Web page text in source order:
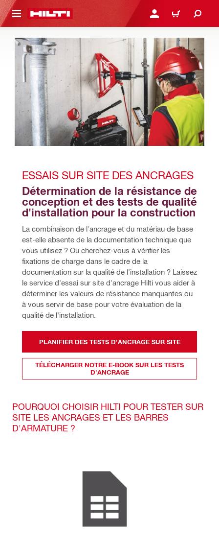
CONTENT CONNEXION OU
PANIER
ESSAIS SUR SITE DES ANCRAGES
Détermination de la résistance de
conception et des tests de qualité
d'installation pour la construction
La combinaison de l'ancrage et du matériau de base
est-elle absente de la documentation technique que
vous utilisez ? Ou cherchez-vous à vérifier les
fixations de charge dans le cadre de la
documentation sur la qualité de l'installation ? Laissez
le service d'essai sur site d'ancrage Hilti vous aider à
déterminer les valeurs de résistance manquantes ou
à vous servir de base pour votre évaluation de la
qualité de l'installation.
PLANIFIER DES TESTS D'ANCRAGE SUR SITE
TÉLÉCHARGER NOTRE E-BOOK SUR LES TESTS
D'ANCRAGE
POURQUOI CHOISIR HILTI POUR TESTER SUR
SITE LES ANCRAGES ET LES BARRES
D'ARMATURE ?